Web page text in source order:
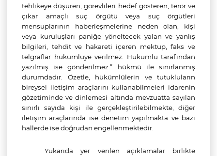
tehlikeye düşüren, görevlileri hedef gösteren, terör ve
çıkar amaçlı suç örgütü veya suç örgütleri
mensuplarının haberleşmelerine neden olan, kişi
veya kuruluşları paniğe yöneltecek yalan ve yanlış
bilgileri, tehdit ve hakareti içeren mektup, faks ve
telgraflar hükümlüye verilmez. Hükümlü tarafından
yazılmış ise gönderilmez.” hükmü ile sınırlanmış
durumdadır. Özetle, hükümlülerin ve tutukluların
bireysel iletişim araçlarını kullanabilmeleri idarenin
gözetiminde ve dinlemesi altında mevzuatta sayılan
sınırlı sayıda kişi ile gerçekleştirilebilmekte, diğer
iletişim araçlarında ise denetim yapılmakta ve bazı
hallerde ise doğrudan engellenmektedir.
Yukarıda yer verilen açıklamalar birlikte